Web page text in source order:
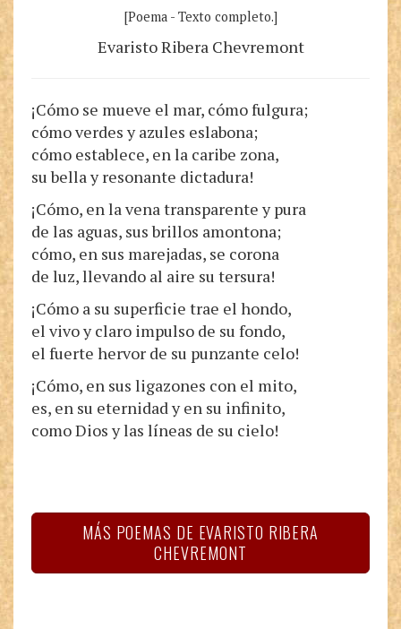
[Poema - Texto completo.]
Evaristo Ribera Chevremont
¡Cómo se mueve el mar, cómo fulgura;
cómo verdes y azules eslabona;
cómo establece, en la caribe zona,
su bella y resonante dictadura!
¡Cómo, en la vena transparente y pura
de las aguas, sus brillos amontona;
cómo, en sus marejadas, se corona
de luz, llevando al aire su tersura!
¡Cómo a su superficie trae el hondo,
el vivo y claro impulso de su fondo,
el fuerte hervor de su punzante celo!
¡Cómo, en sus ligazones con el mito,
es, en su eternidad y en su infinito,
como Dios y las líneas de su cielo!
MÁS POEMAS DE EVARISTO RIBERA
CHEVREMONT